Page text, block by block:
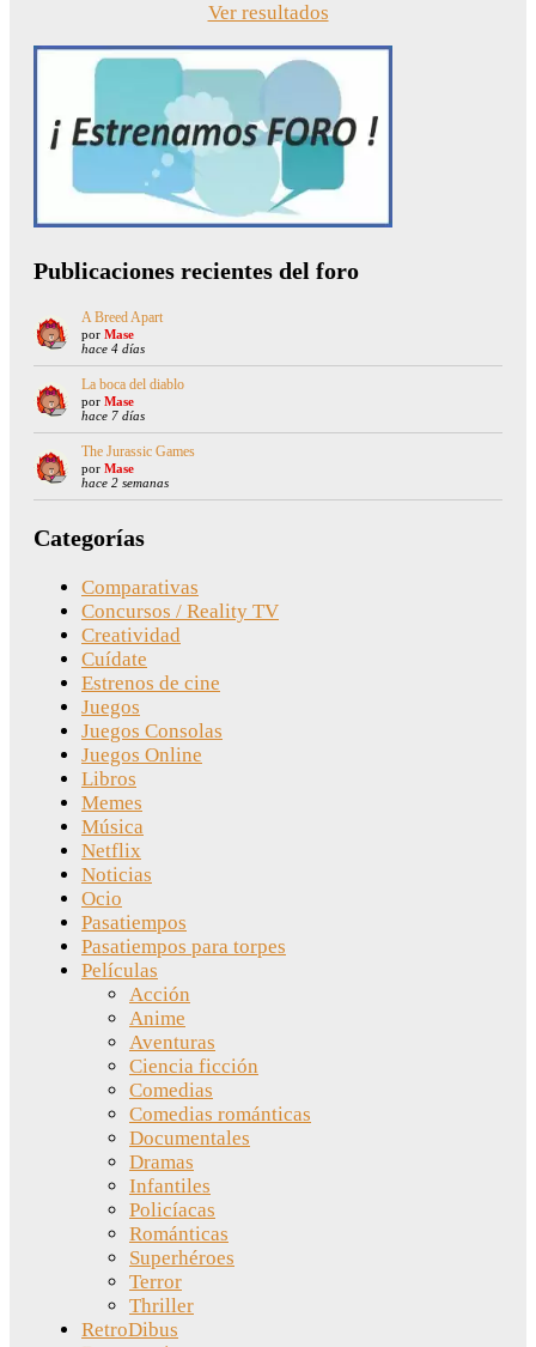
Ver resultados
Publicaciones recientes del foro
A Breed Apart
por Mase
hace 4 días
La boca del diablo
por Mase
hace 7 días
The Jurassic Games
por Mase
hace 2 semanas
Categorías
Comparativas
Concursos / Reality TV
Creatividad
Cuídate
Estrenos de cine
Juegos
Juegos Consolas
Juegos Online
Libros
Memes
Música
Netflix
Noticias
Ocio
Pasatiempos
Pasatiempos para torpes
Películas
Acción
Anime
Aventuras
Ciencia ficción
Comedias
Comedias románticas
Documentales
Dramas
Infantiles
Policíacas
Románticas
Superhéroes
Terror
Thriller
RetroDibus